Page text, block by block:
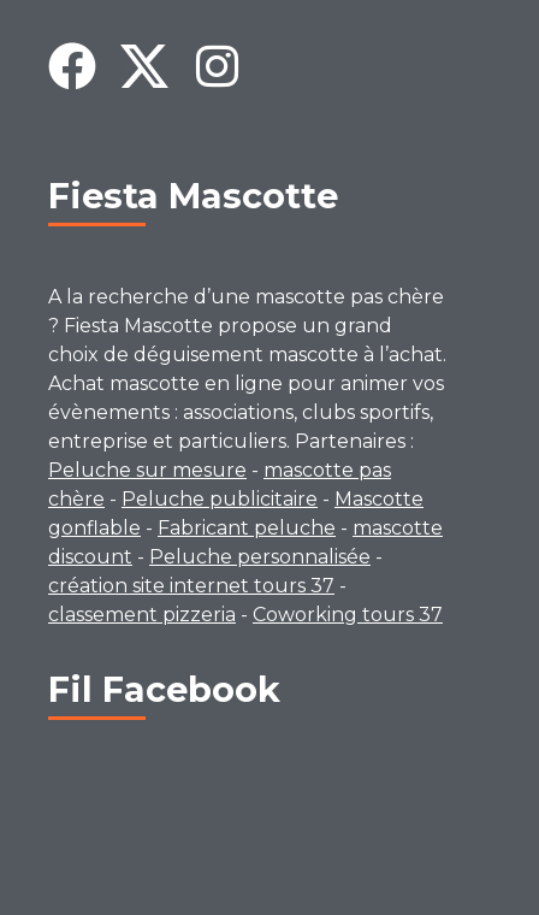
Fiesta Mascotte
A la recherche d’une mascotte pas chère
? Fiesta Mascotte propose un grand
choix de déguisement mascotte à l’achat.
Achat mascotte en ligne pour animer vos
évènements : associations, clubs sportifs,
entreprise et particuliers. Partenaires :
Peluche sur mesure - mascotte pas
chère - Peluche publicitaire - Mascotte
gonflable - Fabricant peluche - mascotte
discount - Peluche personnalisée -
création site internet tours 37 -
classement pizzeria - Coworking tours 37
Fil Facebook